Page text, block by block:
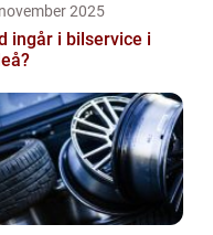
2025
ingår i bilservice i